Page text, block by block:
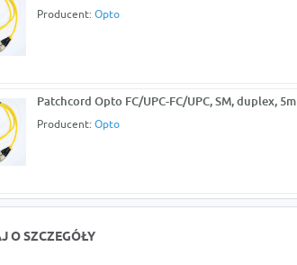
Producent: Opto
Patchcord Opto FC/UPC-FC/UPC, SM, duplex, 5m
Producent: Opto
O SZCZEGÓŁY